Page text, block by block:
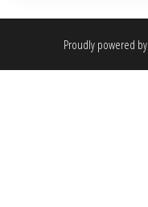
Proudly powered by